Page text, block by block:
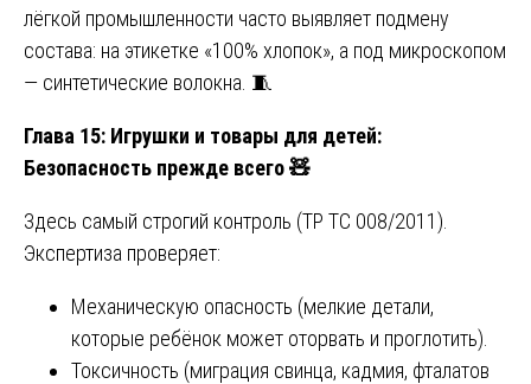
лёгкой промышленности часто выявляет подмену
состава: на этикетке «100% хлопок», а под микроскопом
— синтетические волокна. 🧵
Глава 15: Игрушки и товары для детей:
Безопасность прежде всего 🧸
Здесь самый строгий контроль (ТР ТС 008/2011).
Экспертиза проверяет:
Механическую опасность (мелкие детали,
которые ребёнок может оторвать и проглотить).
Токсичность (миграция свинца, кадмия, фталатов